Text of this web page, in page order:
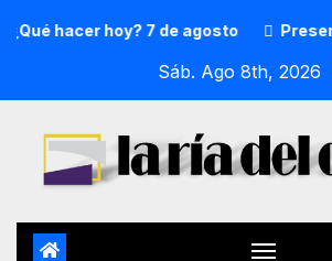
hacer hoy? 7 de agosto
Sáb. Ago 8th, 2026